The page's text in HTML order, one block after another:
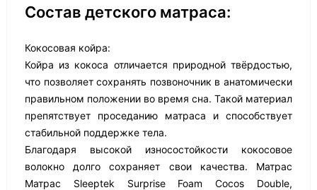
Состав детского матраса:
Кокосовая койра:
Койра из кокоса отличается природной твёрдостью,
что позволяет сохранять позвоночник в анатомически
правильном положении во время сна. Такой материал
препятствует проседанию матраса и способствует
стабильной поддержке тела.
Благодаря высокой износостойкости кокосовое
волокно долго сохраняет свои качества. Матрас
Матрас Sleeptek Surprise Foam Cocos Double,